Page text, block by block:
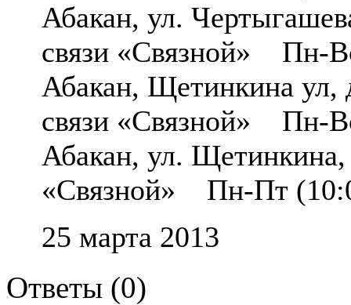
Абакан, ул.
связи «Связной» Пн-
Абакан, Щетинкина
связи «Связной» Пн-
Абакан, ул.
«Связной» Пн-Пт
25 марта 2013
Ответы (0)